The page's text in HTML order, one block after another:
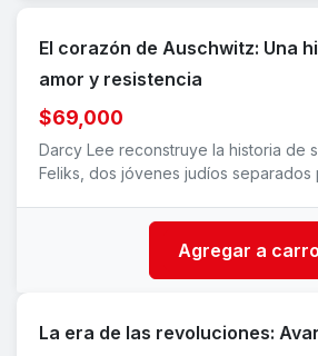
El corazón de Auschwitz: Una
amor y resistencia
$69,000
Darcy Lee reconstruye la historia de
Feliks, dos jóvenes judíos separados
Agregar a carro
La era de las revoluciones: